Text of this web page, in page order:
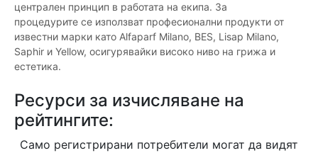
централен принцип в работата на екипа. За
процедурите се използват професионални продукти от
известни марки като Alfaparf Milano, BES, Lisap Milano,
Saphir и Yellow, осигурявайки високо ниво на грижа и
естетика.
Ресурси за изчисляване на
рейтингите:
Само регистрирани потребители могат да видят